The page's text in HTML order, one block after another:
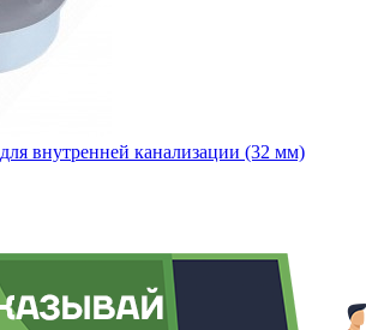
внутренней канализации (32 мм)